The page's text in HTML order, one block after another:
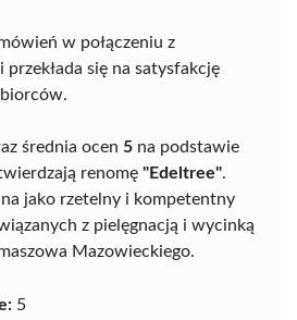
w połączeniu z
się na satysfakcję
średnia ocen 5 na podstawie
renomę "Edeltree".
jako rzetelny i kompetentny
z pielęgnacją i wycinką
Mazowieckiego.
5